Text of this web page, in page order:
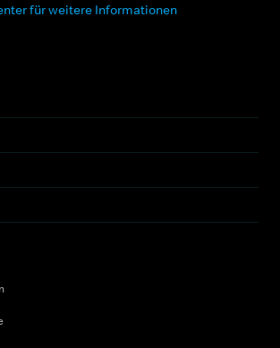
für weitere Informationen